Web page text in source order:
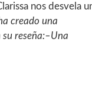
nos desvela
creado una
reseña:–Una